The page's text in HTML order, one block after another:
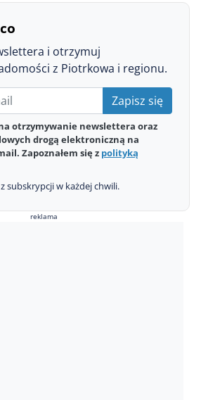
i otrzymuj
z Piotrkowa i regionu.
Zapisz się
otrzymywanie newslettera oraz
drogą elektroniczną na
Zapoznałem się z polityką
subskrypcji w każdej chwili.
reklama